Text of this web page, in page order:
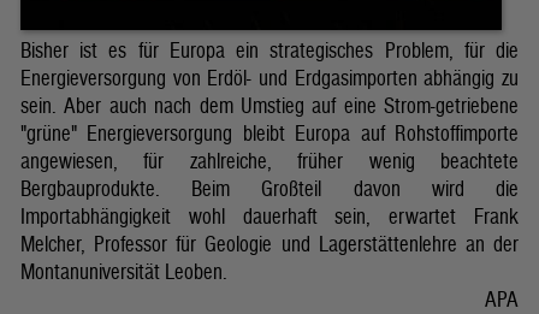
Bisher ist es für Europa ein strategisches Problem, für die
Energieversorgung von Erdöl- und Erdgasimporten abhängig zu
sein. Aber auch nach dem Umstieg auf eine Strom-getriebene
"grüne" Energieversorgung bleibt Europa auf Rohstoffimporte
angewiesen, für zahlreiche, früher wenig beachtete
Bergbauprodukte. Beim Großteil davon wird die
Importabhängigkeit wohl dauerhaft sein, erwartet Frank
Melcher, Professor für Geologie und Lagerstättenlehre an der
Montanuniversität Leoben.
APA